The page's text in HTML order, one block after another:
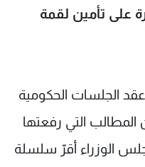
على تأمين لقمة
الجلسات الحكومية
المطالب التي رفعتها
الوزراء أقرّ سلسلة